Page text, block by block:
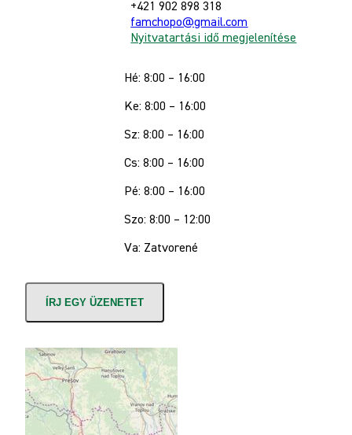
+421 902 898 318
famchopo@gmail.com
Nyitvatartási idő megjelenítése
Hé: 8:00 – 16:00
Ke: 8:00 – 16:00
Sz: 8:00 – 16:00
Cs: 8:00 – 16:00
Pé: 8:00 – 16:00
Szo: 8:00 – 12:00
Va: Zatvorené
ÍRJ EGY ÜZENETET